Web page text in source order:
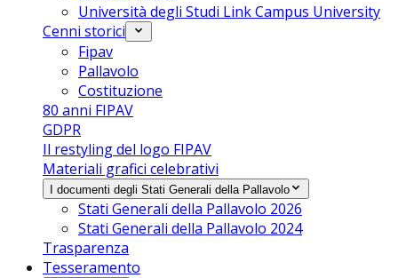
Università degli Studi Link Campus University
Cenni storici
Fipav
Pallavolo
Costituzione
80 anni FIPAV
GDPR
Il restyling del logo FIPAV
Materiali grafici celebrativi
I documenti degli Stati Generali della Pallavolo
Stati Generali della Pallavolo 2026
Stati Generali della Pallavolo 2024
Trasparenza
Tesseramento